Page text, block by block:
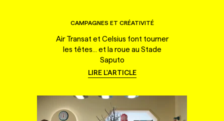
CAMPAGNES ET CRÉATIVITÉ
Air Transat et Celsius font tourner
les têtes... et la roue au Stade
Saputo
LIRE L'ARTICLE